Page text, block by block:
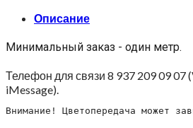
Описание
Минимальный заказ - один метр.
Телефон для связи 8 937 209 09 07
iMessage).
Внимание! Цветопередача может